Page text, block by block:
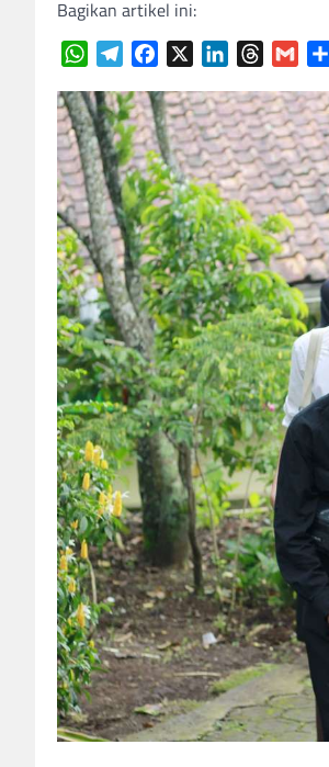
Bagikan artikel ini:
WhatsAppTelegramFacebook LinkedInThreads
Gmail